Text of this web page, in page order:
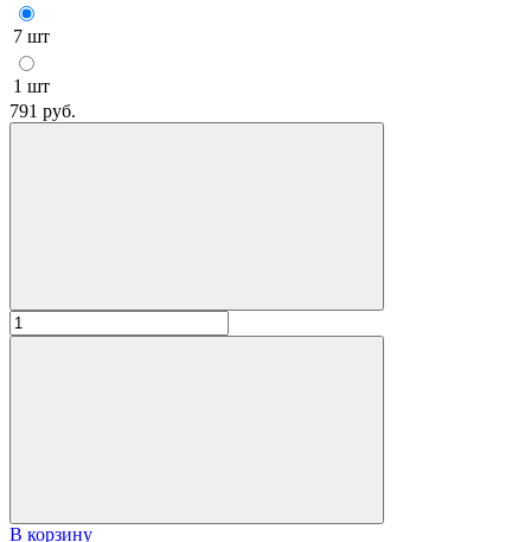
7 шт
1 шт
791 руб.
В корзину